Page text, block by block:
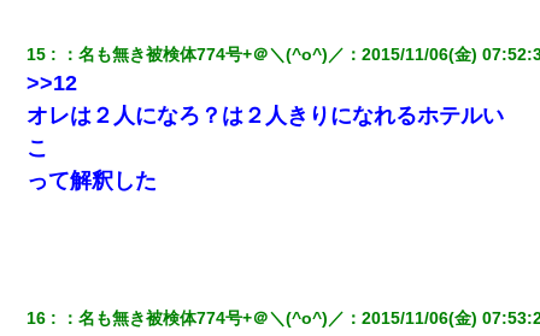
宅飲みで女友達の乳を見てしまった・・・
子供の頃、母の弟にイタズラされてて中学に入ってから関係を持
ってしまった。拒絶したら「全部バラしてやる」と脅迫されたの
で両親に全部話した。
「私を家に置いてほしい、どうか見捨てないで(土下座」俺・嫁
「…」
15 ：名も無き被検体774号+＠＼(^o^)／ ：2015/11/06(金)
>>12
オレは２人になろ？は２人きりになれるホテルい
こ
って解釈した
16 ：名も無き被検体774号+＠＼(^o^)／ ：2015/11/06(金)